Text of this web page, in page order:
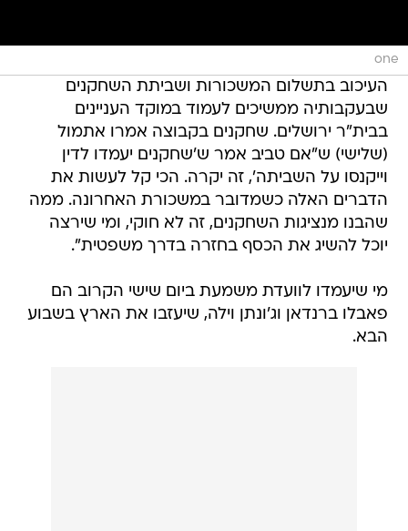
one
העיכוב בתשלום המשכורות ושביתת השחקנים
שבעקבותיה ממשיכים לעמוד במוקד העניינים
בבית"ר ירושלים. שחקנים בקבוצה אמרו אתמול
(שלישי) ש"אם טביב אמר ש'שחקנים יעמדו לדין
וייקנסו על השביתה', זה יקרה. הכי קל לעשות את
הדברים האלה כשמדובר במשכורת האחרונה. ממה
שהבנו מנציגות השחקנים, זה לא חוקי, ומי שירצה
יוכל להשיג את הכסף בחזרה בדרך משפטית".
מי שיעמדו לוועדת משמעת ביום שישי הקרוב הם
פאבלו ברנדאן וג'ונתן וילה, שיעזבו את הארץ בשבוע
הבא.